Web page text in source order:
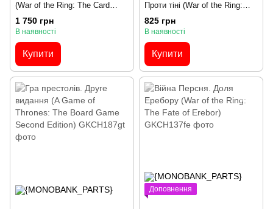
(War of the Ring: The Card
Game)
1 750 грн
В наявності
Купити
Проти тіні (War of the Ring:
The Card Game – Against the
Shadow)
825 грн
В наявності
Купити
Доповнення